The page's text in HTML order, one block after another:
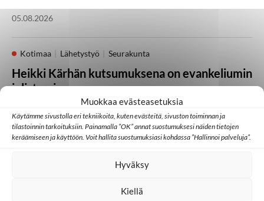
Muokkaa evästeasetuksia
Käytämme sivustolla eri tekniikoita, kuten evästeitä, sivuston toiminnan ja
tilastoinnin tarkoituksiin. Painamalla ”OK” annat suostumuksesi näiden tietojen
keräämiseen ja käyttöön. Voit hallita suostumuksiasi kohdassa ”Hallinnoi palveluja”.
Hyväksy
Kiellä
05.08.2026
Kotimaa Lähetystyö Seurakunta
Heikki Kärhän kutsumuksena on evankeliumin
julistaminen
21.07.2026
Millainen kristillinen some toimii Aasiassa?